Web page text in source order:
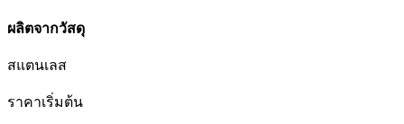
ผลิตจากวัสดุ
สแตนเลส
ราคาเริ่มต้น